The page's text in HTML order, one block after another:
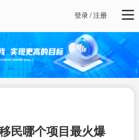
登录/注册
民哪个项目最火爆